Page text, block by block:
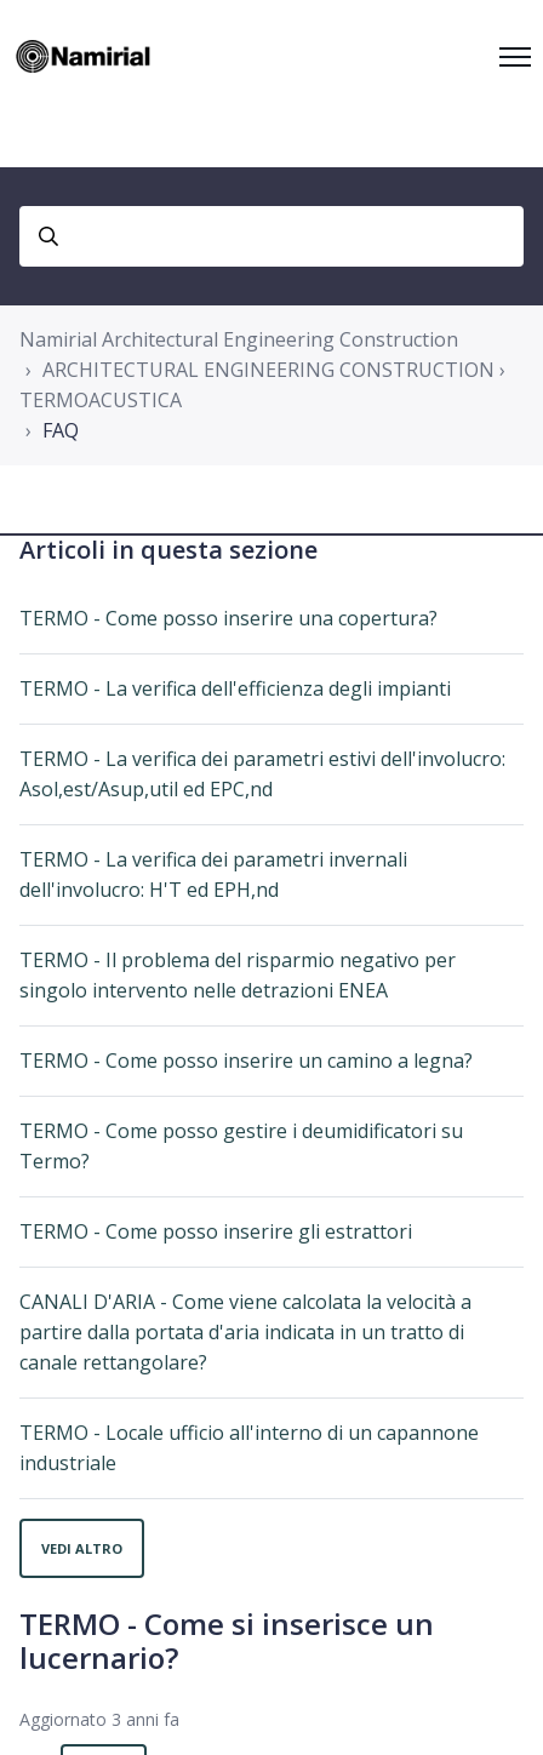
Namirial Architectural Engineering Construction
ARCHITECTURAL ENGINEERING CONSTRUCTION ›
TERMOACUSTICA
FAQ
Articoli in questa sezione
TERMO - Come posso inserire una copertura?
TERMO - La verifica dell'efficienza degli impianti
TERMO - La verifica dei parametri estivi dell'involucro:
Asol,est/Asup,util ed EPC,nd
TERMO - La verifica dei parametri invernali
dell'involucro: H'T ed EPH,nd
TERMO - Il problema del risparmio negativo per
singolo intervento nelle detrazioni ENEA
TERMO - Come posso inserire un camino a legna?
TERMO - Come posso gestire i deumidificatori su
Termo?
TERMO - Come posso inserire gli estrattori
CANALI D'ARIA - Come viene calcolata la velocità a
partire dalla portata d'aria indicata in un tratto di
canale rettangolare?
TERMO - Locale ufficio all'interno di un capannone
industriale
VEDI ALTRO
TERMO - Come si inserisce un
lucernario?
Aggiornato 3 anni fa